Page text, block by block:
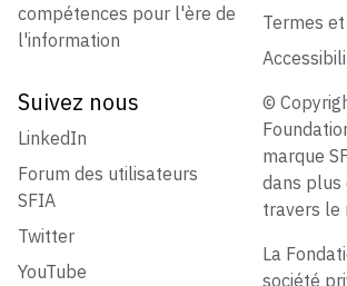
compétences pour l'ère de
l'information
Termes
Suivez nous
LinkedIn
Forum des utilisateurs
SFIA
Twitter
YouTube
©
marque
dans plus
travers le
La
société